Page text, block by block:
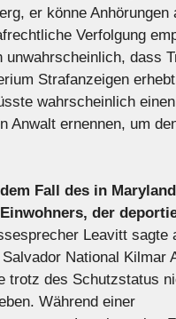
er könne Anhörungen
Verfolgung
unwahrscheinlich, dass
Strafanzeigen
wahrscheinlich einen
Anwalt ernennen, um
Fall des in Maryland
der
Leavitt sagte
National Kilmar
trotz des Schutzstatus
Während einer